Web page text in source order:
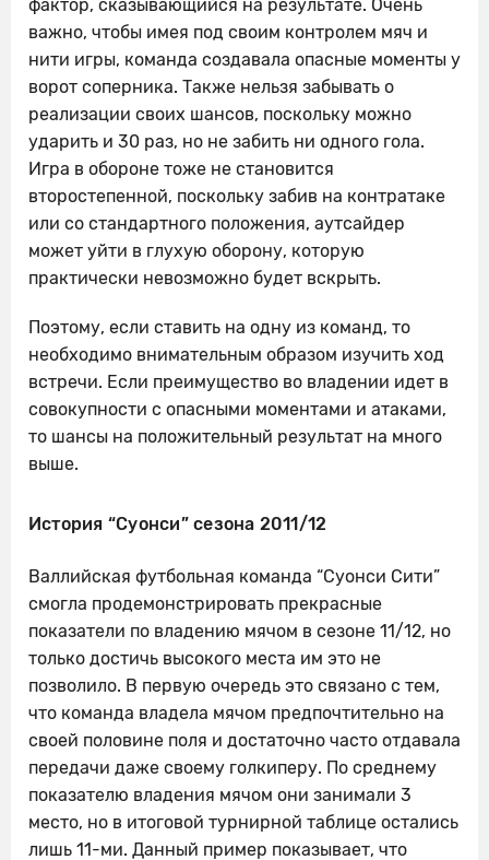
фактор, сказывающийся на результате. Очень
важно, чтобы имея под своим контролем мяч и
нити игры, команда создавала опасные моменты у
ворот соперника. Также нельзя забывать о
реализации своих шансов, поскольку можно
ударить и 30 раз, но не забить ни одного гола.
Игра в обороне тоже не становится
второстепенной, поскольку забив на контратаке
или со стандартного положения, аутсайдер
может уйти в глухую оборону, которую
практически невозможно будет вскрыть.
Поэтому, если ставить на одну из команд, то
необходимо внимательным образом изучить ход
встречи. Если преимущество во владении идет в
совокупности с опасными моментами и атаками,
то шансы на положительный результат на много
выше.
История “Суонси” сезона 2011/12
Валлийская футбольная команда “Суонси Сити”
смогла продемонстрировать прекрасные
показатели по владению мячом в сезоне 11/12, но
только достичь высокого места им это не
позволило. В первую очередь это связано с тем,
что команда владела мячом предпочтительно на
своей половине поля и достаточно часто отдавала
передачи даже своему голкиперу. По среднему
показателю владения мячом они занимали 3
место, но в итоговой турнирной таблице остались
лишь 11-ми. Данный пример показывает, что